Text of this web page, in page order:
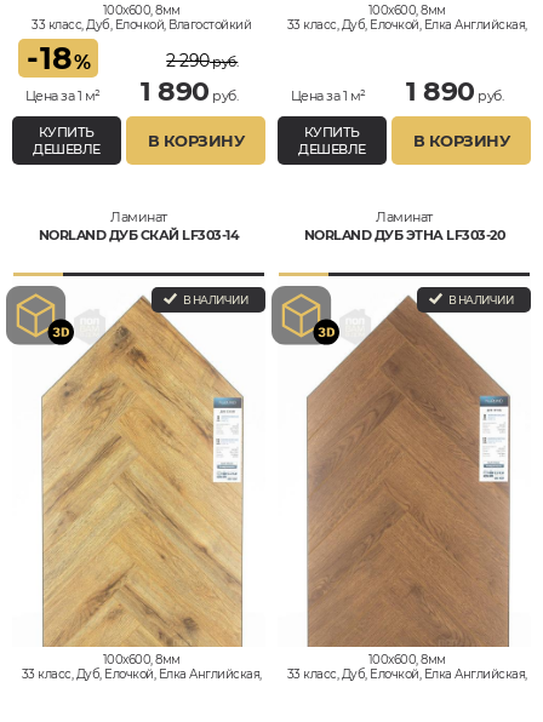
100x600, 8мм
33 класс, Дуб, Елочкой, Влагостойкий
-18%
Цена за 1 м²
2 290руб.
1 890 руб.
КУПИТЬ
ДЕШЕВЛЕ
В КОРЗИНУ
100x600, 8мм
33 класс, Дуб, Елочкой, Елка Английская,
Цена за 1 м² 1 890 руб.
КУПИТЬ
ДЕШЕВЛЕ
В КОРЗИНУ
Ламинат
NORLAND ДУБ СКАЙ LF303-14
В НАЛИЧИИ
100x600, 8мм
33 класс, Дуб, Елочкой, Елка Английская,
Ламинат
NORLAND ДУБ ЭТНА LF303-20
В НАЛИЧИИ
100x600, 8мм
33 класс, Дуб, Елочкой, Елка Английская,